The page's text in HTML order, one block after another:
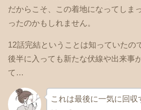
だからこそ、この着地になってしま
ったのかもしれません。
12話完結ということは知っていたの
後半に入っても新たな伏線や出来事
て…
これは最後に一気に回収